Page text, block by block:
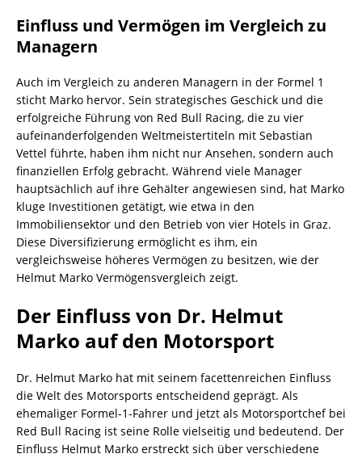
Einfluss und Vermögen im Vergleich zu
Managern
Auch im Vergleich zu anderen Managern in der Formel 1
sticht Marko hervor. Sein strategisches Geschick und die
erfolgreiche Führung von Red Bull Racing, die zu vier
aufeinanderfolgenden Weltmeistertiteln mit Sebastian
Vettel führte, haben ihm nicht nur Ansehen, sondern auch
finanziellen Erfolg gebracht. Während viele Manager
hauptsächlich auf ihre Gehälter angewiesen sind, hat Marko
kluge Investitionen getätigt, wie etwa in den
Immobiliensektor und den Betrieb von vier Hotels in Graz.
Diese Diversifizierung ermöglicht es ihm, ein
vergleichsweise höheres Vermögen zu besitzen, wie der
Helmut Marko Vermögensvergleich zeigt.
Der Einfluss von Dr. Helmut
Marko auf den Motorsport
Dr. Helmut Marko hat mit seinem facettenreichen Einfluss
die Welt des Motorsports entscheidend geprägt. Als
ehemaliger Formel-1-Fahrer und jetzt als Motorsportchef bei
Red Bull Racing ist seine Rolle vielseitig und bedeutend. Der
Einfluss Helmut Marko erstreckt sich über verschiedene